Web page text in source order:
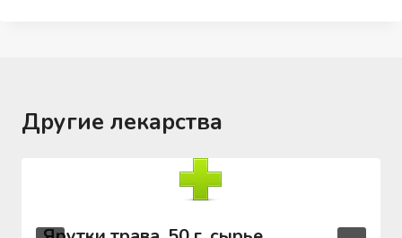
Другие лекарства